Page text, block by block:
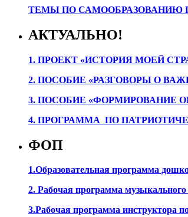
ТЕМЫ ПО САМООБРАЗОВАНИЮ
АКТУАЛЬНО!
1. ПРОЕКТ «ИСТОРИЯ МОЕЙ
2. ПОСОБИЕ «РАЗГОВОРЫ О
3. ПОСОБИЕ «ФОРМИРОВАНИЕ
4. ПРОГРАММА ПО
ФОП
1.Образовательная программа
2. Рабочая программа
3.Рабочая программа инструктора